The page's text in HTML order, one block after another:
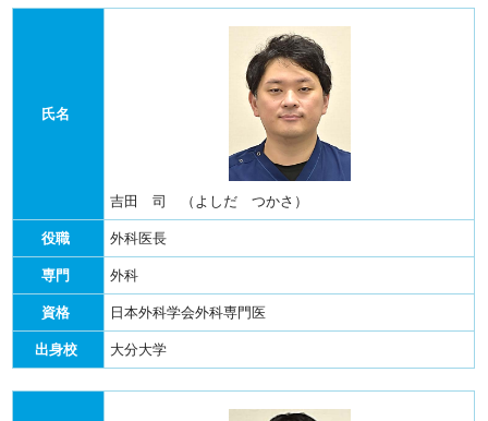
氏名
吉田 司 （よしだ つかさ）
役職 外科医長
専門 外科
資格 日本外科学会外科専門医
出身校 大分大学